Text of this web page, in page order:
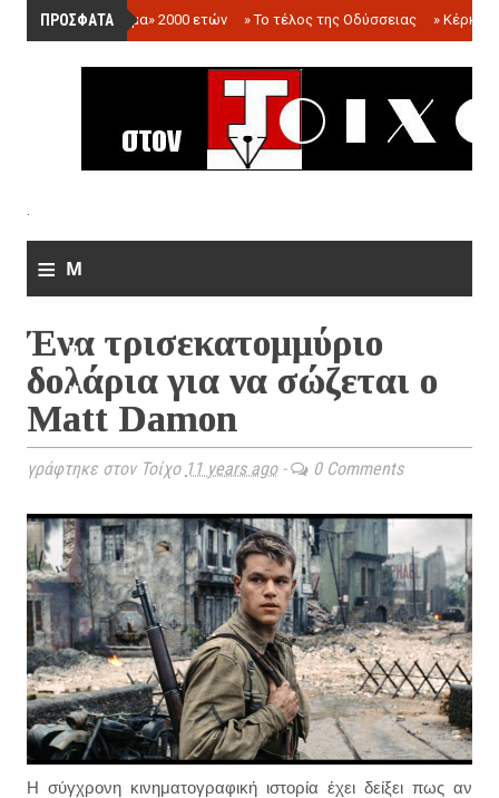
ΠΡΟΣΦΑΤΑ
»«Ολόγραμμα» 2000 ετών »Το τέλος της Οδύσσειας »
.
≡ M
n
u
Ένα τρισεκατομμύριο
δολάρια για να σώζεται ο
Matt Damon
γράφτηκε στον Τοίχο 11 years ago- 0 Comments
Η σύγχρονη κινηματογραφική ιστορία έχει δείξει πως αν